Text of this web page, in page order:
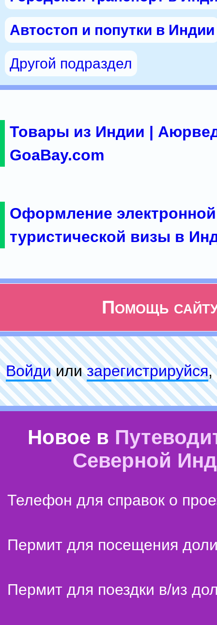
Автостоп и попутки в Индии
Другой подраздел
Товары из Индии |
GoaBay.com
Оформление электронной
туристической визы в
Помощь
Войдиилизарeгиcтpируйся,
Новое в
Северной
Телефон для справок о
Пермит для посещения
Пермит для поездки в/из